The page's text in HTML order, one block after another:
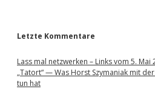
Letzte Kommentare
Lass mal netzwerken – Links vom 5.
„Tatort“ — Was Horst Szymaniak mit
tun hat